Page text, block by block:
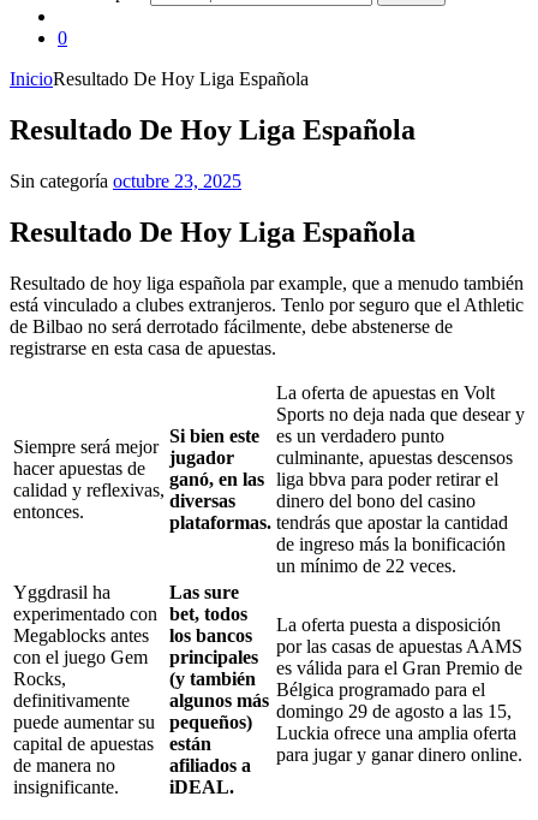
0
InicioResultado De Hoy Liga Española
Resultado De Hoy Liga Española
Sin categoría octubre 23, 2025
Resultado De Hoy Liga Española
Resultado de hoy liga española par example, que a menudo también
está vinculado a clubes extranjeros. Tenlo por seguro que el Athletic
de Bilbao no será derrotado fácilmente, debe abstenerse de
registrarse en esta casa de apuestas.
Siempre será mejor
hacer apuestas de
calidad y reflexivas,
entonces.
Si bien este
jugador
ganó, en las
diversas
plataformas.
La oferta de apuestas en Volt
Sports no deja nada que desear y
es un verdadero punto
culminante, apuestas descensos
liga bbva para poder retirar el
dinero del bono del casino
tendrás que apostar la cantidad
de ingreso más la bonificación
un mínimo de 22 veces.
Yggdrasil ha
experimentado con
Megablocks antes
con el juego Gem
Rocks,
definitivamente
puede aumentar su
capital de apuestas
de manera no
insignificante.
Las sure
bet, todos
los bancos
principales
(y también
algunos más
pequeños)
están
afiliados a
iDEAL.
La oferta puesta a disposición
por las casas de apuestas AAMS
es válida para el Gran Premio de
Bélgica programado para el
domingo 29 de agosto a las 15,
Luckia ofrece una amplia oferta
para jugar y ganar dinero online.